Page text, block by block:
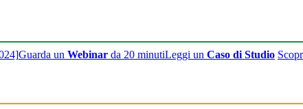
Guarda un Webinar da 20 minutiLeggi un Caso di Studio